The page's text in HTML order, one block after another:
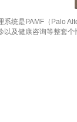
是PAMF（Palo
以及健康咨询等整套